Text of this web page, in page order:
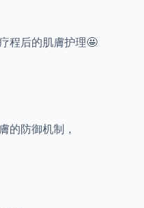
程后的肌膚护理🤩
的防御机制，